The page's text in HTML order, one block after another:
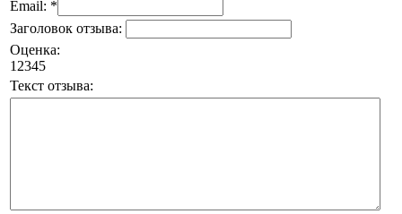
Email: *
Заголовок отзыва:
Оценка:
1 2345
Текст отзыва: